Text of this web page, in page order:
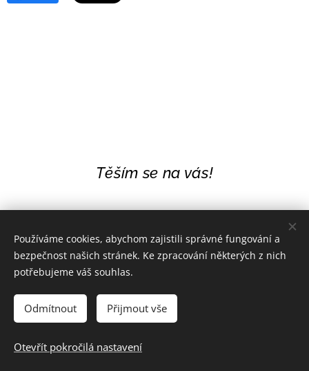
Těším se na vás!
Duchovní kurzy
Používáme cookies, abychom zajistili správné fungování a
bezpečnost našich stránek. Ke zpracování některých z nich
potřebujeme váš souhlas.
Odmítnout Přijmout vše
Otevřít pokročilá nastavení